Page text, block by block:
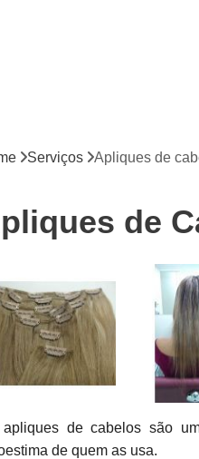
Serviços Apliques de
de
de cabelos são
de quem as usa.